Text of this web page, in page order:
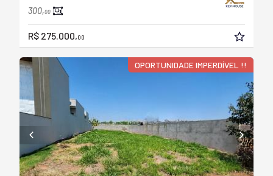
300,00
R$ 275.000,00
OPORTUNIDADE IMPERDÍVEL !!